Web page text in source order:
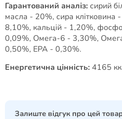
Гарантований аналіз: сирий
масла - 20%, сира клітковина
8,10%, кальцій - 1,20%,
0,09%, Омега-6 - 3,30%,
0,50%, EPA - 0,30%.
Енергетична цінність: 4165
Залиште відгук про цей